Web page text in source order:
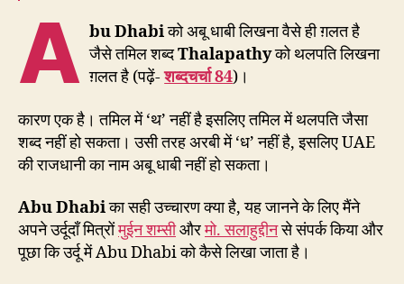
A bu Dhabiको अबू धाबी लिखना वैसे ही ग़लत है
जैसे तमिल शब्दThalapathyको थलपति लिखना
ग़लत है (पढ़ें-शब्दचर्चा 84)।
कारण एक है। तमिल में ‘थ’ नहीं है इसलिए तमिल में थलपति जैसा
शब्द नहीं हो सकता। उसी तरह अरबी में ‘ध’ नहीं है, इसलिए UAE
की राजधानी का नाम अबू धाबी नहीं हो सकता।
Abu Dhabiका सही उच्चारण क्या है, यह जानने के लिए मैंने
अपने उर्दूदाँ मित्रोंमुईन शम्सीऔरमो. सलाहुद्दीनसे संपर्क किया और
पूछा कि उर्दू में Abu Dhabi को कैसे लिखा जाता है।